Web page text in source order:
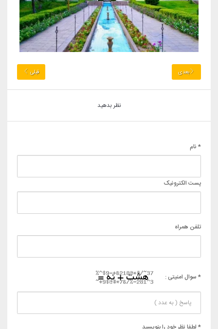
بعدی قبلی
نظر بدهید
* نام
پست الکترونیک
تلفن همراه
* سوال امنیتی :
* لطفا نظر خود را بنویسید